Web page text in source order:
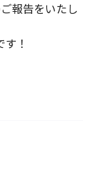
報告をいたし
！